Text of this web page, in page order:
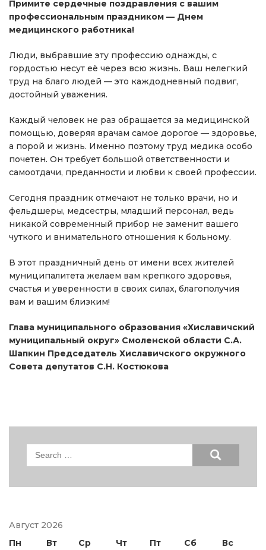
Примите сердечные поздравления с вашим
профессиональным праздником — Днем
медицинского работника!
Люди, выбравшие эту профессию однажды, с
гордостью несут её через всю жизнь. Ваш нелегкий
труд на благо людей — это каждодневный подвиг,
достойный уважения.
Каждый человек не раз обращается за медицинской
помощью, доверяя врачам самое дорогое — здоровье,
а порой и жизнь. Именно поэтому труд медика особо
почетен. Он требует большой ответственности и
самоотдачи, преданности и любви к своей профессии.
Сегодня праздник отмечают не только врачи, но и
фельдшеры, медсестры, младший персонал, ведь
никакой современный прибор не заменит вашего
чуткого и внимательного отношения к больному.
В этот праздничный день от имени всех жителей
муниципалитета желаем вам крепкого здоровья,
счастья и уверенности в своих силах, благополучия
вам и вашим близким!
Глава муниципального образования «Хиславичский
муниципальный округ» Смоленской области С.А.
Шапкин Председатель Хиславичского окружного
Совета депутатов С.Н. Костюкова
Search
Август 2026
Пн
Вт Ср Чт Пт Сб
Вс